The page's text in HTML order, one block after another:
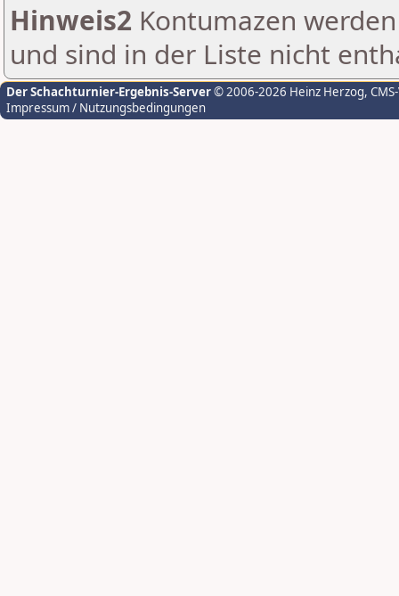
Hinweis2 Kontumazen
und sind in der Liste nicht
Der Schachturnier-Ergebnis-Server© 2006-2026 Heinz Herzog,
Impressum / Nutzungsbedingungen